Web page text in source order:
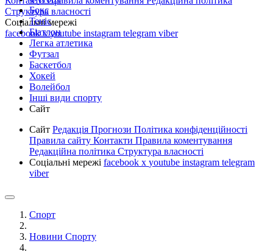
Структура власності
Соціальні мережі
facebookxyoutube instagram telegram viber
Бокс
Теніс
Біатлон
Легка атлетика
Футзал
Баскетбол
Хокей
Волейбол
Інші види спорту
Сайт
Сайт Редакція Прогнози Політика конфіденційності
Правила сайту Контакти Правила коментування
Редакційна політика Структура власності
Соціальні мережі facebook x youtube instagram telegram
viber
Спорт
Новини Спорту